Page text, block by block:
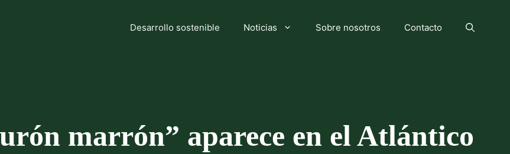
Desarrollo sostenible Noticias Sobre nosotros Contacto
marrón” aparece en el Atlántico